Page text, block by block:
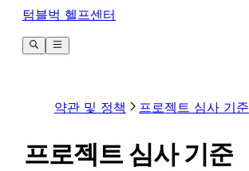
텀블벅 헬프센터
약관 및 정책 프로젝트 심사 기준
프로젝트 심사 기준